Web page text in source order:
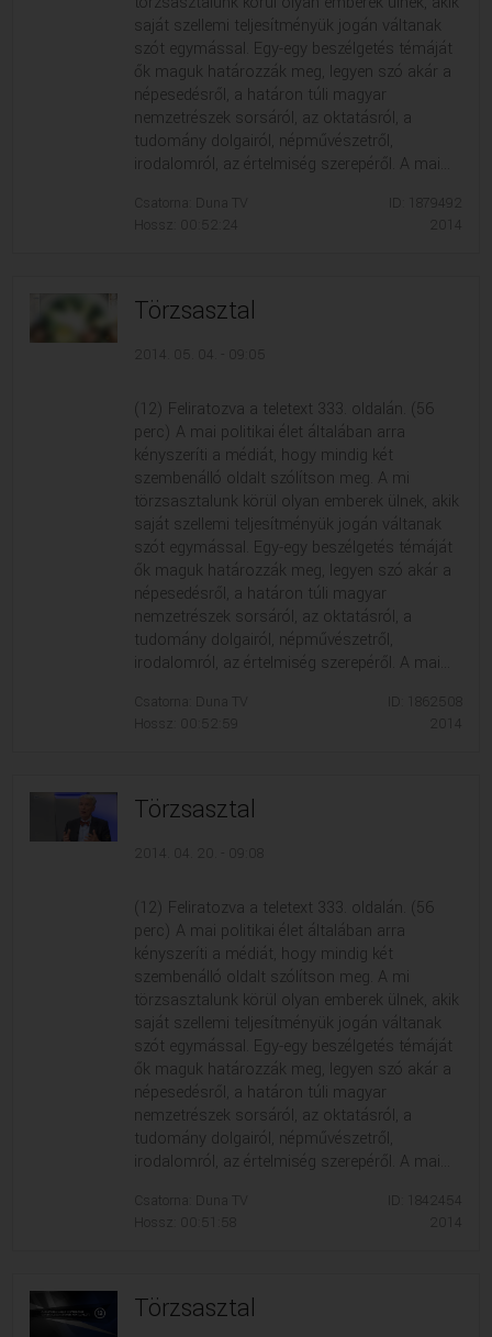
saját szellemi teljesítményük jogán váltanak
szót egymással. Egy-egy beszélgetés témáját
ők maguk határozzák meg, legyen szó akár a
népesedésről, a határon túli magyar
nemzetrészek sorsáról, az oktatásról, a
tudomány dolgairól, népművészetről,
irodalomról, az értelmiség szerepéről. A mai...
Csatorna: Duna TV
Hossz: 00:52:24
ID: 1879492
2014
Törzsasztal
2014. 05. 04. - 09:05
(12) Feliratozva a teletext 333. oldalán. (56
perc) A mai politikai élet általában arra
kényszeríti a médiát, hogy mindig két
szembenálló oldalt szólítson meg. A mi
törzsasztalunk körül olyan emberek ülnek, akik
saját szellemi teljesítményük jogán váltanak
szót egymással. Egy-egy beszélgetés témáját
ők maguk határozzák meg, legyen szó akár a
népesedésről, a határon túli magyar
nemzetrészek sorsáról, az oktatásról, a
tudomány dolgairól, népművészetről,
irodalomról, az értelmiség szerepéről. A mai...
Csatorna: Duna TV
Hossz: 00:52:59
2014
Törzsasztal
2014. 04. 20. - 09:08
(12) Feliratozva a teletext 333. oldalán. (56
perc) A mai politikai élet általában arra
kényszeríti a médiát, hogy mindig két
szembenálló oldalt szólítson meg. A mi
törzsasztalunk körül olyan emberek ülnek, akik
saját szellemi teljesítményük jogán váltanak
szót egymással. Egy-egy beszélgetés témáját
ők maguk határozzák meg, legyen szó akár a
népesedésről, a határon túli magyar
nemzetrészek sorsáról, az oktatásról, a
tudomány dolgairól, népművészetről,
irodalomról, az értelmiség szerepéről. A mai...
Csatorna: Duna TV
Hossz: 00:51:58
ID: 1842454
2014
Törzsasztal